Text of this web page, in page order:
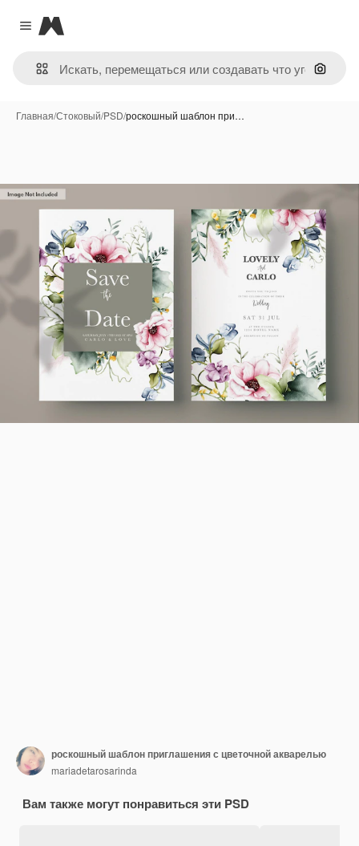
Close menu
Magnific
Поиск
Главная/Стоковый/PSD/роскошный шаблон при…
роскошный шаблон приглашения с цветочной акварелью
mariadetarosarinda
Вам также могут понравиться эти PSD